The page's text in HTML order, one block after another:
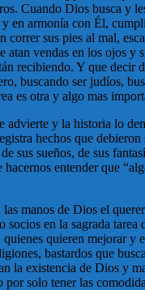
Cuando Dios busca y
en armonía con Él,
correr sus pies al mal,
atan vendas en los ojos y
recibiendo. Y que decir
buscando ser judíos,
es otra y algo mas
advierte y la historia lo
hechos que debieron
sus sueños, de sus
entender que
manos de Dios el
socios en la sagrada tarea
quienes quieren mejorar y
bastardos que
la existencia de Dios y
solo tener las